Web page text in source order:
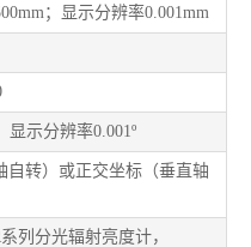
；显示分辨率0.001mm
显示分辨率0.001º
自转）或正交坐标（垂直轴
列分光辐射亮度计，